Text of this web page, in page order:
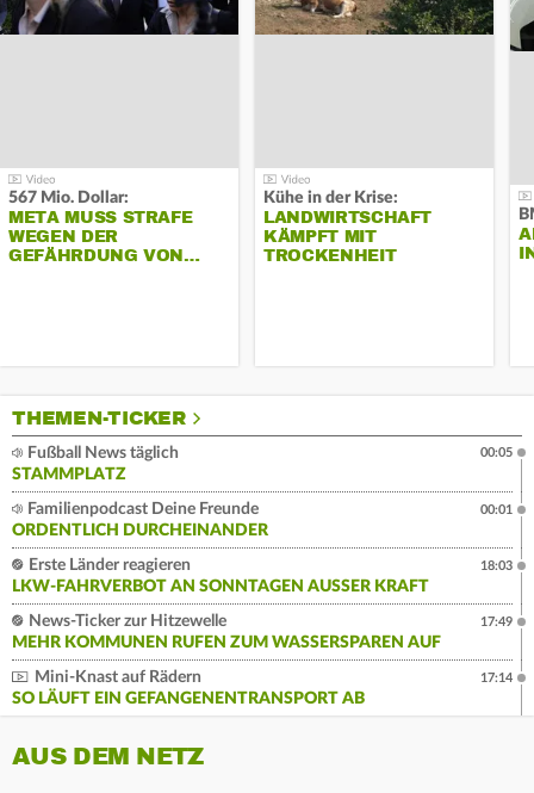
567 Mio. Dollar:
META MUSS STRAFE
WEGEN DER
GEFÄHRDUNG VON…
Kühe in der Krise:
LANDWIRTSCHAFT
KÄMPFT MIT
TROCKENHEIT
THEMEN-TICKER
Fußball News täglich
STAMMPLATZ
00:05
Familienpodcast Deine Freunde
ORDENTLICH DURCHEINANDER
00:01
Erste Länder reagieren
LKW-FAHRVERBOT AN SONNTAGEN AUSSER KRAFT
18:03
News-Ticker zur Hitzewelle
MEHR KOMMUNEN RUFEN ZUM WASSERSPAREN AUF
17:49
Mini-Knast auf Rädern
SO LÄUFT EIN GEFANGENENTRANSPORT AB
17:14
AUS DEM NETZ